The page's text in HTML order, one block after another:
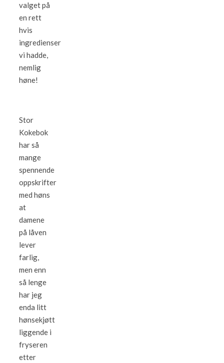
valget på
en rett
hvis
ingredienser
vi hadde,
nemlig
høne!
Stor
Kokebok
har så
mange
spennende
oppskrifter
med høns
at
damene
på låven
lever
farlig,
men enn
så lenge
har jeg
enda litt
hønsekjøtt
liggende i
fryseren
etter